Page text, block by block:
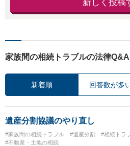
新しく投稿
家族間の相続トラブルの法律Q&A
新着順 回答数が多
遺産分割協議のやり直し
#家族間の相続トラブル #遺産分割
#相続トラ
#不動産・土地の相続